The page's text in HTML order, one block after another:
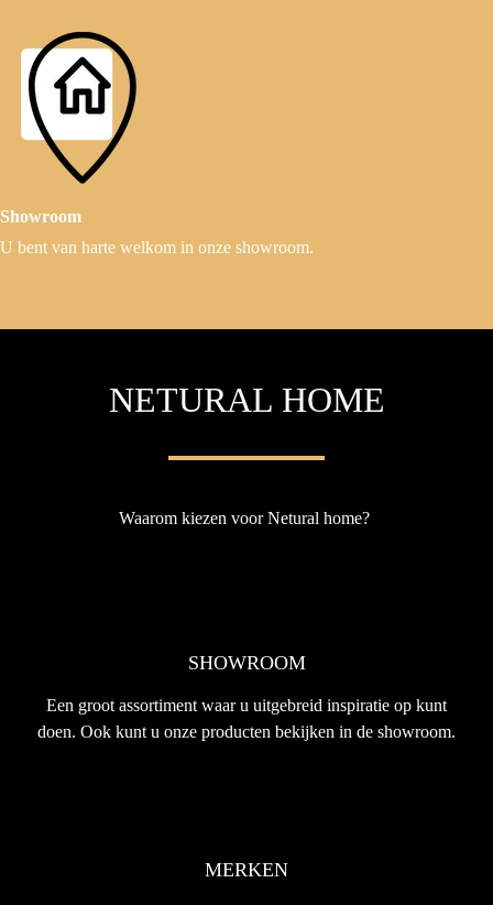
Showroom
U bent van harte welkom in onze showroom.
NETURAL HOME
Waarom kiezen voor Netural home?
SHOWROOM
Een groot assortiment waar u uitgebreid inspiratie op kunt
doen. Ook kunt u onze producten bekijken in de showroom.
MERKEN